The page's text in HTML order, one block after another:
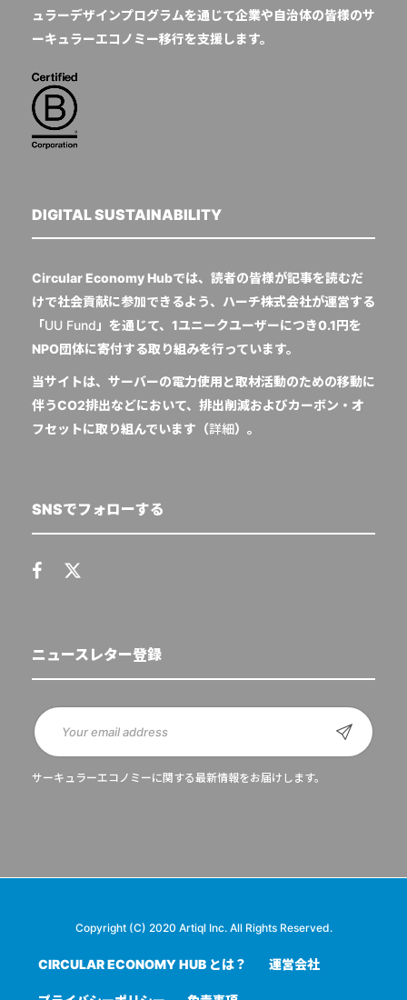
ュラーデザインプログラムを通じて企業や自治体の皆様のサ
ーキュラーエコノミー移行を支援します。
DIGITAL SUSTAINABILITY
Circular Economy Hubでは、読者の皆様が記事を読むだ
けで社会貢献に参加できるよう、ハーチ株式会社が運営する
「UU Fund 」を通じて、1ユニークユーザーにつき0.1円を
NPO団体に寄付する取り組みを行っています。
当サイトは、サーバーの電力使用と取材活動のための移動に
伴うCO2排出などにおいて、排出削減およびカーボン・オ
フセットに取り組んでいます（詳細）。
SNSでフォローする
ニュースレター登録
サーキュラーエコノミーに関する最新情報をお届けします。
Copyright (C) 2020 Artiql Inc. All Rights Reserved.
CIRCULAR ECONOMY HUB とは？ 運営会社